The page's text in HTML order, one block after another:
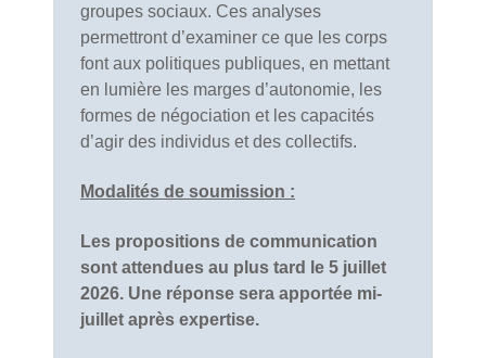
groupes sociaux. Ces analyses
permettront d’examiner ce que les corps
font aux politiques publiques, en mettant
en lumière les marges d’autonomie, les
formes de négociation et les capacités
d’agir des individus et des collectifs.
Modalités de soumission :
Les propositions de communication
sont attendues au plus tard le 5 juillet
2026. Une réponse sera apportée mi-
juillet après expertise.